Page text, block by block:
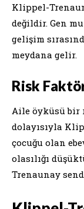
Klippel-
değildir. Gen
gelişim
meydana gelir.
Risk
Aile öyküsü bir
dolayısıyla
çocuğu olan
olasılığı
Trenaunay